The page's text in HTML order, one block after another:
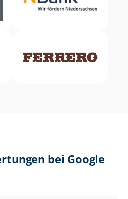
bei Google